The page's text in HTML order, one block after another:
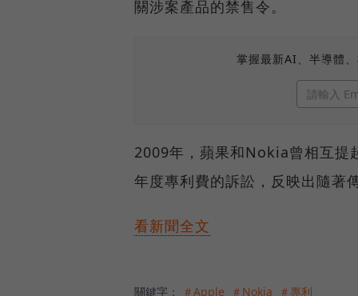
關涉案產品的禁售令。
掌握最新AI、半導體
2009年，蘋果和Nokia曾相互提
年度專利費的訴訟，反映出隨著
看新聞全文
關鍵字： ＃Apple ＃Nokia ＃專利